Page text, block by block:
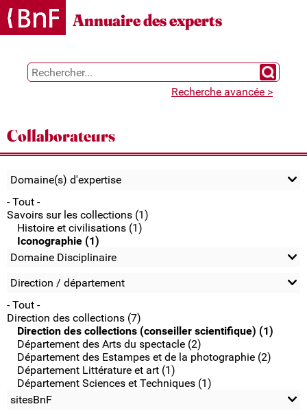
Gestion des cookies
Annuaire des experts
Chercher
Recherche avancée >
Collaborateurs
Domaine(s) d'expertise
- Tout -
Savoirs sur les collections (1)
Histoire et civilisations (1)
Iconographie (1)
Domaine Disciplinaire
Direction / département
- Tout -
Direction des collections (7)
Direction des collections (conseiller scientifique) (1)
Département des Arts du spectacle (2)
Département des Estampes et de la photographie (2)
Département Littérature et art (1)
Département Sciences et Techniques (1)
sitesBnF